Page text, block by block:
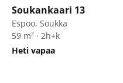
Soukankaari 13
Espoo, Soukka
59 m² · 2h+k
Heti vapaa